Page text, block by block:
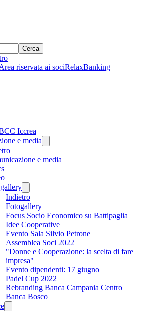
Cerca
Area riservata ai sociRelaxBanking
Iccrea
e media
e media
Indietro
Fotogallery
Focus Socio Economico su Battipaglia
Idee Cooperative
Evento Sala Silvio Petrone
Assemblea Soci 2022
"Donne e Cooperazione: la scelta di fare
impresa"
Evento dipendenti: 17 giugno
Padel Cup 2022
Rebranding Banca Campania Centro
Banca Bosco